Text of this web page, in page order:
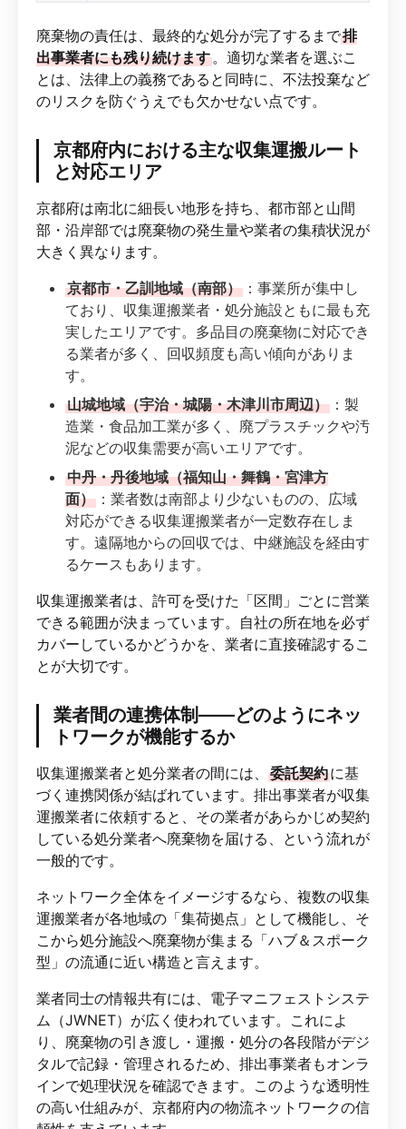
廃棄物の責任は、最終的な処分が完了するまで排
出事業者にも残り続けます。適切な業者を選ぶこ
とは、法律上の義務であると同時に、不法投棄など
のリスクを防ぐうえでも欠かせない点です。
京都府内における主な収集運搬ルート
と対応エリア
京都府は南北に細長い地形を持ち、都市部と山間
部・沿岸部では廃棄物の発生量や業者の集積状況が
大きく異なります。
京都市・乙訓地域（南部） ：事業所が集中し
ており、収集運搬業者・処分施設ともに最も充
実したエリアです。多品目の廃棄物に対応でき
る業者が多く、回収頻度も高い傾向がありま
す。
山城地域（宇治・城陽・木津川市周辺） ：製
造業・食品加工業が多く、廃プラスチックや汚
泥などの収集需要が高いエリアです。
中丹・丹後地域（福知山・舞鶴・宮津方
面） ：業者数は南部より少ないものの、広域
対応ができる収集運搬業者が一定数存在しま
す。遠隔地からの回収では、中継施設を経由す
るケースもあります。
収集運搬業者は、許可を受けた「区間」ごとに営業
できる範囲が決まっています。自社の所在地を必ず
カバーしているかどうかを、業者に直接確認するこ
とが大切です。
業者間の連携体制——どのようにネッ
トワークが機能するか
収集運搬業者と処分業者の間には、 委託契約に基
づく連携関係が結ばれています。排出事業者が収集
運搬業者に依頼すると、その業者があらかじめ契約
している処分業者へ廃棄物を届ける、という流れが
一般的です。
ネットワーク全体をイメージするなら、複数の収集
運搬業者が各地域の「集荷拠点」として機能し、そ
こから処分施設へ廃棄物が集まる「ハブ＆スポーク
型」の流通に近い構造と言えます。
業者同士の情報共有には、電子マニフェストシステ
ム（JWNET）が広く使われています。これによ
り、廃棄物の引き渡し・運搬・処分の各段階がデジ
タルで記録・管理されるため、排出事業者もオンラ
インで処理状況を確認できます。このような透明性
の高い仕組みが、京都府内の物流ネットワークの信